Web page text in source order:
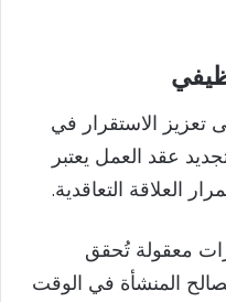
إلى تعزيز الاستقرار في
عقد العمل يعتبر
العلاقة التعاقدية.
معقولة تُحقق
المنشأة في الوقت